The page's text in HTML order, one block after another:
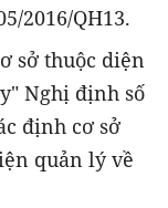
2016/QH13.
sở thuộc diện
Nghị định số
định cơ sở
quản lý về